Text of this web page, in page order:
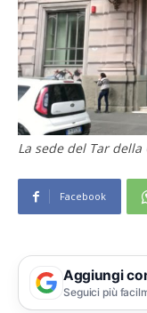
La sede del Tar della
Facebook
Aggiungi
Seguici più